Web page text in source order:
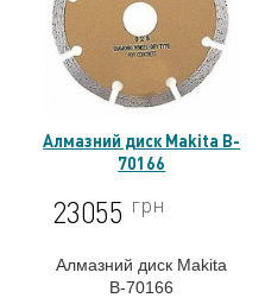
Алмазний диск Makita B-
70166
23055 грн
Алмазний диск Makita
B-70166